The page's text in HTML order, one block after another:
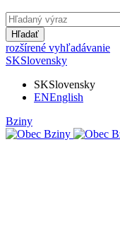
Hľadať
rozšírené vyhľadávanie
SKSlovensky
SKSlovensky
ENEnglish
Bziny